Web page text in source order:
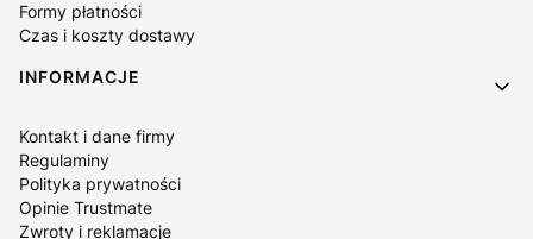
Formy płatności
Czas i koszty dostawy
INFORMACJE
Kontakt i dane firmy
Regulaminy
Polityka prywatności
Opinie Trustmate
Zwroty i reklamacje